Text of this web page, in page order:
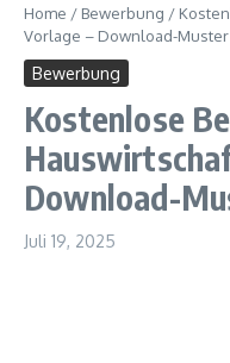
Home / Bewerbung /
Vorlage – Download-Muster
Bewerbung
Kostenlose
Download-
Juli 19, 2025